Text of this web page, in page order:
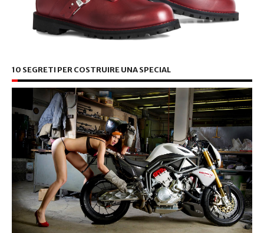
10 SEGRETI PER COSTRUIRE UNA SPECIAL